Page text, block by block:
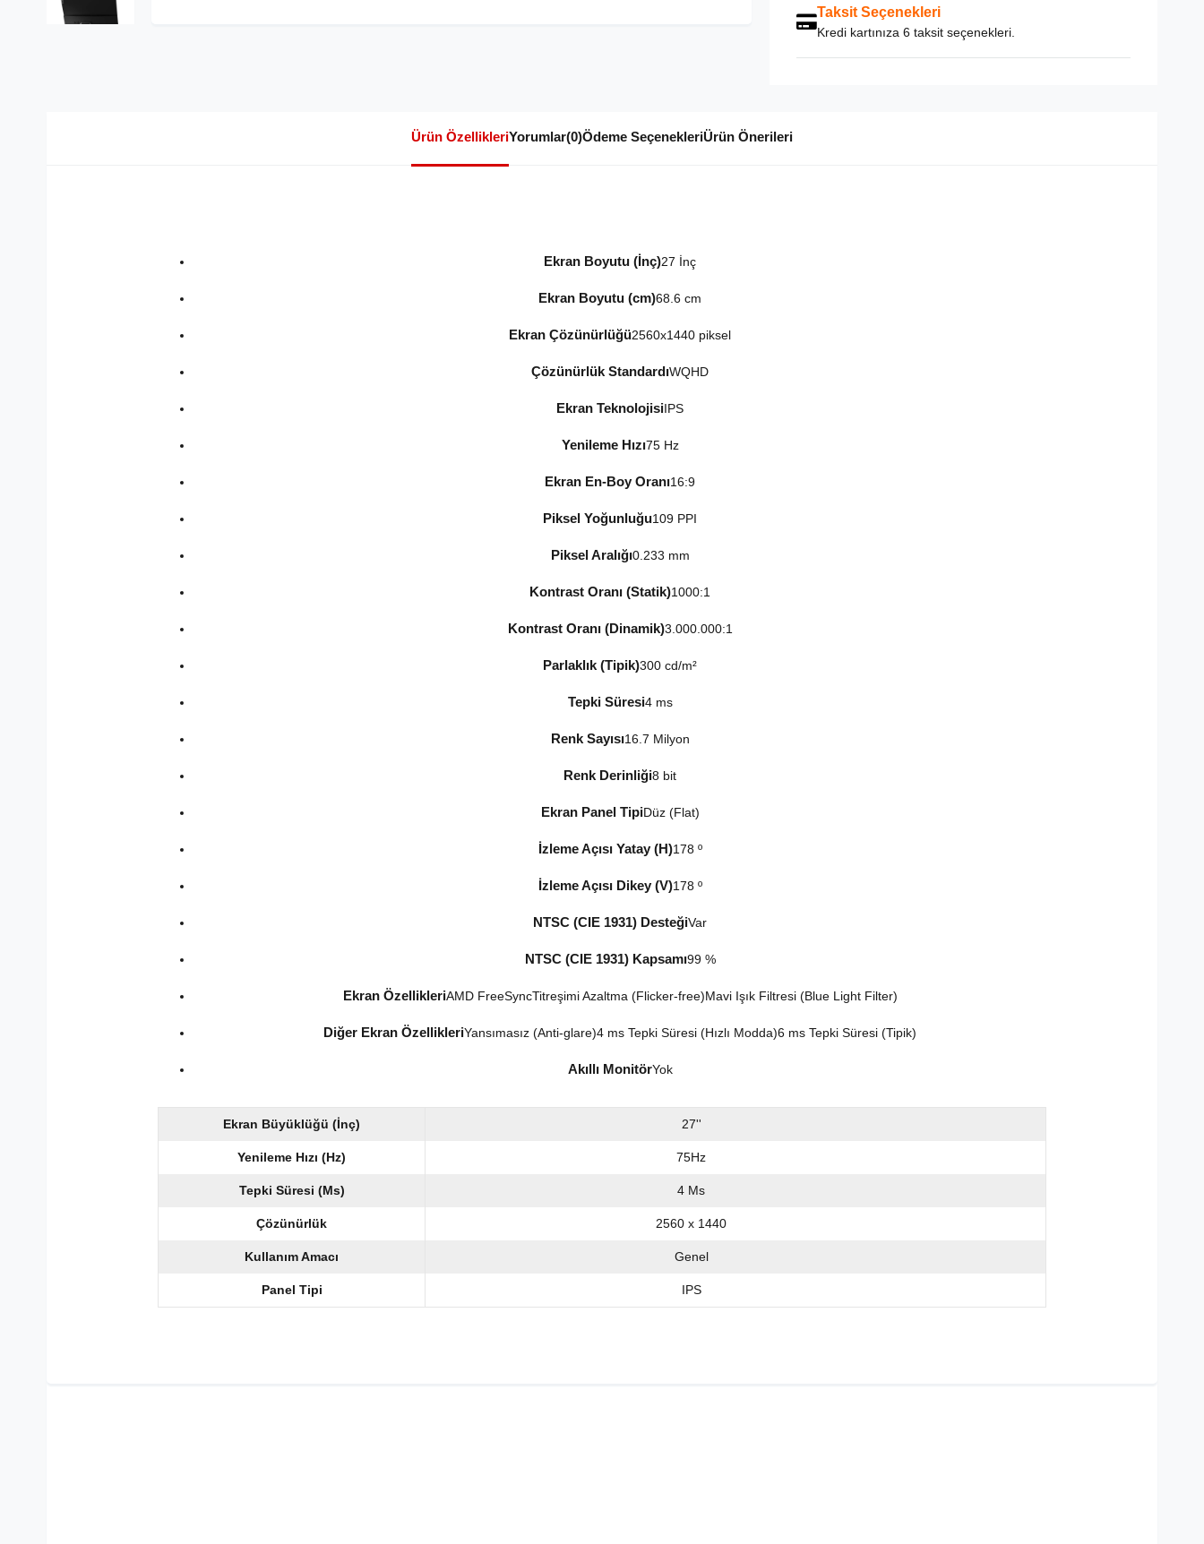
Taksit Seçenekleri
Kredi kartınıza 6 taksit seçenekleri.
Ürün ÖzellikleriYorumlar(0)Ödeme SeçenekleriÜrün Önerileri
Ekran Boyutu (İnç)27 İnç
Ekran Boyutu (cm)68.6 cm
Ekran Çözünürlüğü2560x1440 piksel
Çözünürlük StandardıWQHD
Ekran TeknolojisiIPS
Yenileme Hızı75 Hz
Ekran En-Boy Oranı16:9
Piksel Yoğunluğu109 PPI
Piksel Aralığı0.233 mm
Kontrast Oranı (Statik)1000:1
Kontrast Oranı (Dinamik)3.000.000:1
Parlaklık (Tipik)300 cd/m²
Tepki Süresi4 ms
Renk Sayısı16.7 Milyon
Renk Derinliği8 bit
Ekran Panel TipiDüz (Flat)
İzleme Açısı Yatay (H)178 º
İzleme Açısı Dikey (V)178 º
NTSC (CIE 1931) DesteğiVar
NTSC (CIE 1931) Kapsamı99 %
Ekran ÖzellikleriAMD FreeSyncTitreşimi Azaltma (Flicker-free)Mavi Işık Filtresi (Blue Light Filter)
Diğer Ekran ÖzellikleriYansımasız (Anti-glare)4 ms Tepki Süresi (Hızlı Modda)6 ms Tepki Süresi (Tipik)
Akıllı MonitörYok
Ekran Büyüklüğü (İnç) 27''
Yenileme Hızı (Hz) 75Hz
Tepki Süresi (Ms) 4 Ms
Çözünürlük 2560 x 1440
Kullanım Amacı Genel
Panel Tipi IPS